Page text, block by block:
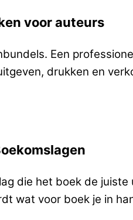
voor auteurs
Een
drukken en
die het boek de
wat voor boek je in